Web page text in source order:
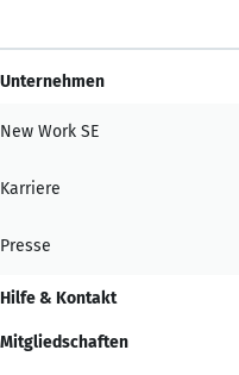
Unternehmen
New Work SE
Karriere
Presse
Hilfe & Kontakt
Mitgliedschaften